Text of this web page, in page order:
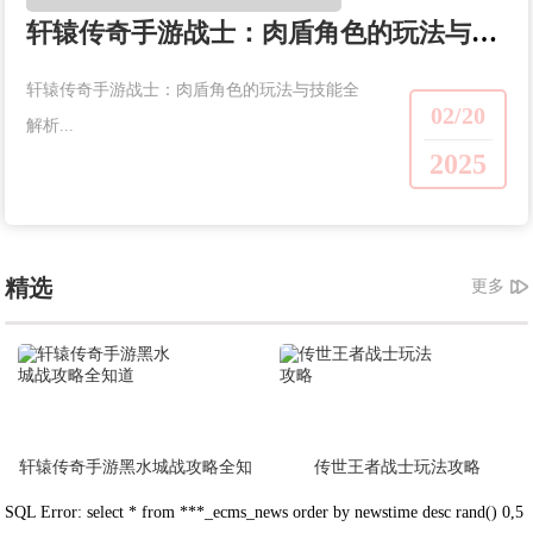
轩辕传奇手游战士：肉盾角色的玩法与技能全解析
02/20
2025
轩辕传奇手游战士：肉盾角色的玩法与技能全
解析...
精选 更多
轩辕传奇手游黑水城战攻略全知
传世王者战士玩法攻略
SQL Error: select * from ***_ecms_news order by newstime desc rand() 0,5